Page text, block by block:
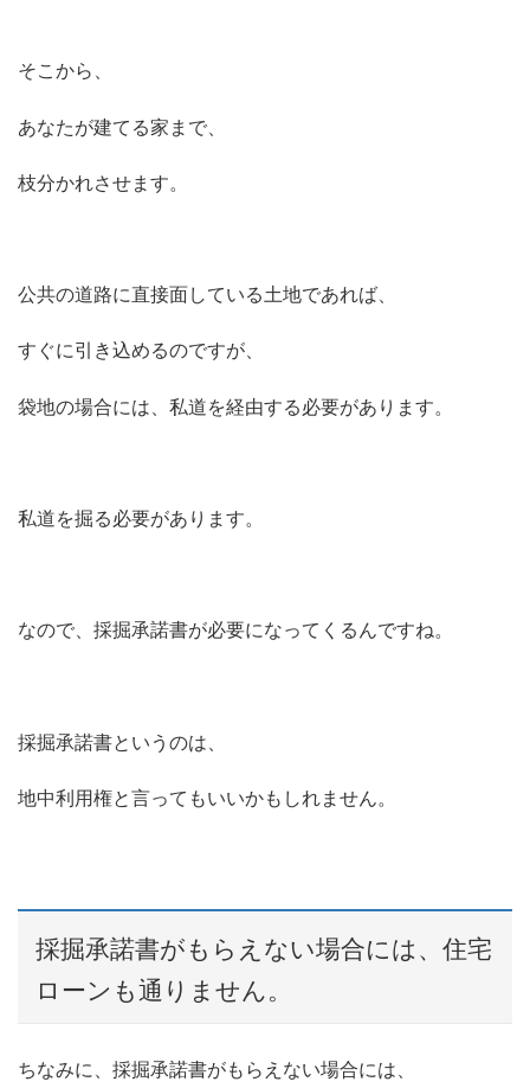
そこから、
あなたが建てる家まで、
枝分かれさせます。
公共の道路に直接面している土地であれば、
すぐに引き込めるのですが、
袋地の場合には、私道を経由する必要があります。
私道を掘る必要があります。
なので、採掘承諾書が必要になってくるんですね。
採掘承諾書というのは、
地中利用権と言ってもいいかもしれません。
採掘承諾書がもらえない場合には、住宅
ローンも通りません。
ちなみに、採掘承諾書がもらえない場合には、